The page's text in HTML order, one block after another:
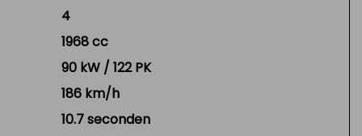
4
1968 cc
90 kW / 122 PK
186 km/h
10.7 seconden